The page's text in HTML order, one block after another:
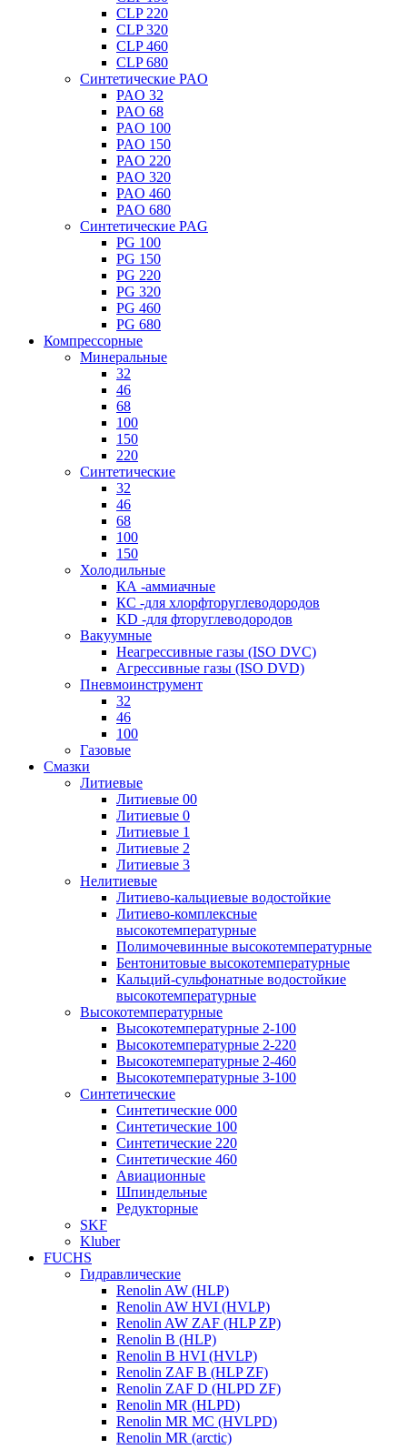
CLP 220
CLP 320
CLP 460
CLP 680
Синтетические PAO
PAO 32
PAO 68
PAO 100
PAO 150
PAO 220
PAO 320
PAO 460
PAO 680
Синтетические PAG
PG 100
PG 150
PG 220
PG 320
PG 460
PG 680
Компрессорные
Минеральные
32
46
68
100
150
220
Синтетические
32
46
68
100
150
Холодильные
КА -аммиачные
КС -для хлорфторуглеводородов
KD -для фторуглеводородов
Вакуумные
Неагрессивные газы (ISO DVC)
Агрессивные газы (ISO DVD)
Пневмоинструмент
32
46
100
Газовые
Смазки
Литиевые
Литиевые 00
Литиевые 0
Литиевые 1
Литиевые 2
Литиевые 3
Нелитиевые
Литиево-кальциевые водостойкие
Литиево-комплексные
высокотемпературные
Полимочевинные высокотемпературные
Бентонитовые высокотемпературные
Кальций-сульфонатные водостойкие
высокотемпературные
Высокотемпературные
Высокотемпературные 2-100
Высокотемпературные 2-220
Высокотемпературные 2-460
Высокотемпературные 3-100
Синтетические
Синтетические 000
Синтетические 100
Синтетические 220
Синтетические 460
Авиационные
Шпиндельные
Редукторные
SKF
Kluber
FUCHS
Гидравлические
Renolin AW (HLP)
Renolin AW HVI (HVLP)
Renolin AW ZAF (HLP ZP)
Renolin B (HLP)
Renolin B HVI (HVLP)
Renolin ZAF B (HLP ZF)
Renolin ZAF D (HLPD ZF)
Renolin MR (HLPD)
Renolin MR MC (HVLPD)
Renolin MR (arctic)